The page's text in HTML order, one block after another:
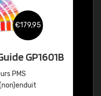
€179,95
GP1601B
PMS